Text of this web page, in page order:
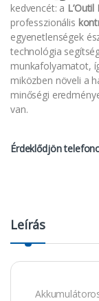
kedvencét: a
professzionális
egyenetlenségek
technológia
munkafolyamatot,
miközben növeli a
minőségi
van.
Érdeklődjön
Leírás